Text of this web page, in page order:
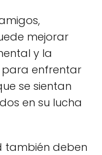
mejorar
y la
enfrentar
se sientan
en su lucha
también deben